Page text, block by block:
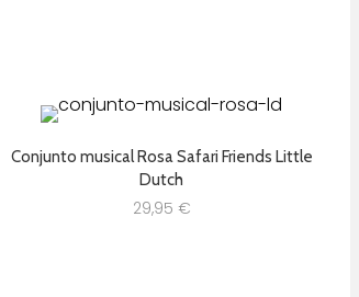
Conjunto musical Rosa Safari Friends Little
Dutch
29,95 €